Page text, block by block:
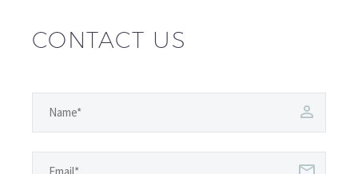
CONTACT US